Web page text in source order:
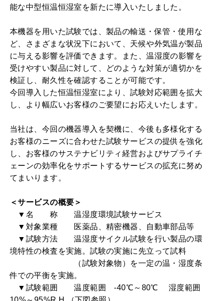
能な中型恒温恒湿室を新たに導入いたしました。
本機器を用いた試験では、製品の輸送・保管・使用な
ど、さまざまな状況下において、天候や外気温が製品
に与える影響を評価できます。また、温湿度の影響を
受けやすい製品に対して、どのような対策が適切かを
検証し、耐久性を確認することが可能です。
今回導入した恒温恒湿室により、試験対応範囲を拡大
し、より幅広いお客様のご要望にお応えいたします。
当社は、今回の機器導入を契機に、今後も多様化する
お客様のニーズに合わせた試験サービスの提供を強化
し、お客様のサステナビリティ経営およびサプライチ
ェーンの効率化をサポートするサービスの拡充に努め
てまいります。
＜サービスの概要＞
▼名 称 温湿度環境試験サービス
▼対象業種 医薬品、精密機器、自動車部品等
▼試験方法 温湿度サイクル試験を行い製品の環
境特性の検査を実施。試験の実施に先立って試料
（試験対象物）を一定の温・湿度条
件での平衡を実施。
▼試験範囲 温度範囲 -40℃～80℃ 湿度範囲